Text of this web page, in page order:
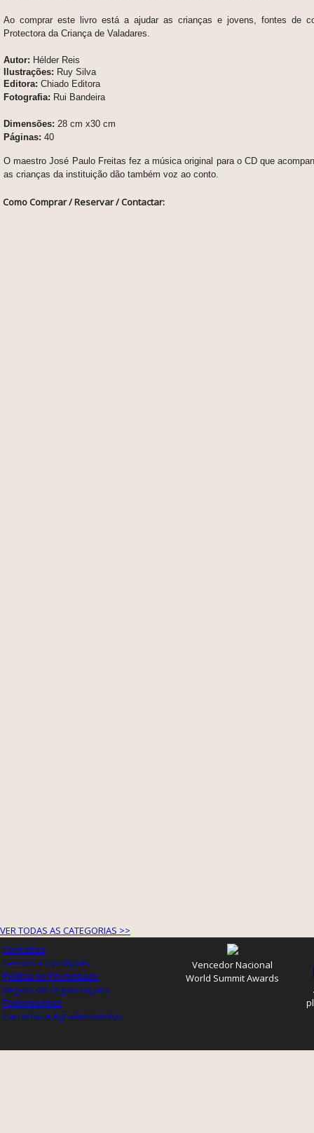
Ao comprar este livro está a ajudar as crianças e jovens, fontes de
Protectora da Criança de Valadares.
Autor: Hélder Reis
Ilustrações: Ruy Silva
Editora: Chiado Editora
Fotografia: Rui Bandeira
Dimensões: 28 cm x30 cm
Páginas: 40
O maestro José Paulo Freitas fez a música original para o CD que
as crianças da instituição dão também voz ao conto.
Como Comprar / Reservar / Contactar:
VER TODAS AS CATEGORIAS >>
Contactos
Termos e Condições
Política de Privacidade
Registo de Organizações
Testemunhos
Parcerias e Agradecimentos
Vencedor Nacional
World Summit Awards